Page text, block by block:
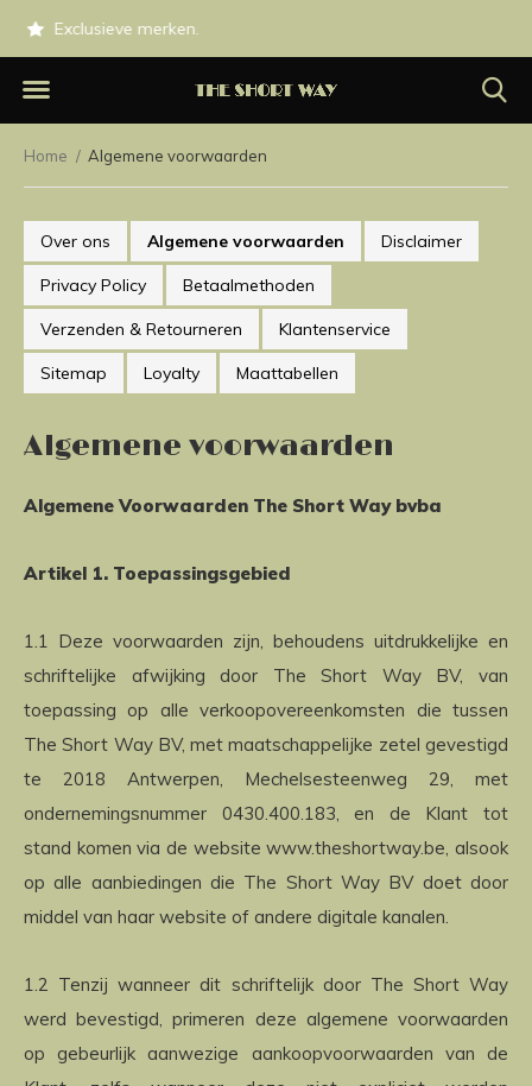
Exclusieve merken.
Home Algemene voorwaarden
Over ons Algemene voorwaarden Disclaimer
Privacy Policy Betaalmethoden
Verzenden & Retourneren Klantenservice
Sitemap Loyalty Maattabellen
Algemene voorwaarden
Algemene Voorwaarden The Short Way bvba
Artikel 1. Toepassingsgebied
1.1 Deze voorwaarden zijn, behoudens uitdrukkelijke en
schriftelijke afwijking door The Short Way BV, van
toepassing op alle verkoopovereenkomsten die tussen
The Short Way BV, met maatschappelijke zetel gevestigd
te 2018 Antwerpen, Mechelsesteenweg 29, met
ondernemingsnummer 0430.400.183, en de Klant tot
stand komen via de website www.theshortway.be, alsook
op alle aanbiedingen die The Short Way BV doet door
middel van haar website of andere digitale kanalen.
1.2 Tenzij wanneer dit schriftelijk door The Short Way
werd bevestigd, primeren deze algemene voorwaarden
op gebeurlijk aanwezige aankoopvoorwaarden van de